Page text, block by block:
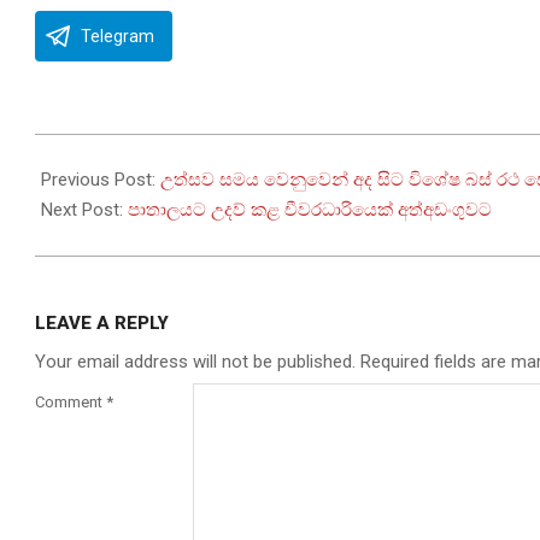
Telegram
04-
05
Previous Post: උත්සව සමය වෙනුවෙන් අද සිට විශේෂ බස් රථ
Next Post: පාතාලයට උදව් කළ චීවරධාරියෙක් අත්අඩංගුවට
LEAVE A REPLY
Your email address will not be published. Required fields are
Comment *